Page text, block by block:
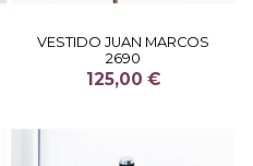
VESTIDO JUAN MARCOS
2690
125,00 €